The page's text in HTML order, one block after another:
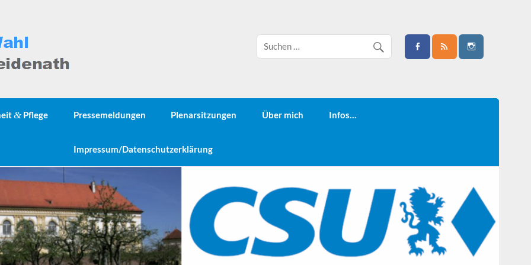
& Pflege Pressemeldungen Plenarsitzungen Über mich Infos…
Impressum/Datenschutzerklärung